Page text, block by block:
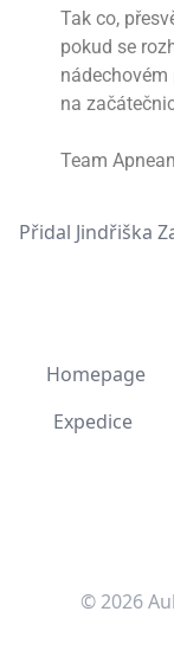
Tak co,
pokud se
na
Team
Přidal Jindřiška
Homepage
Expedice
© 2026